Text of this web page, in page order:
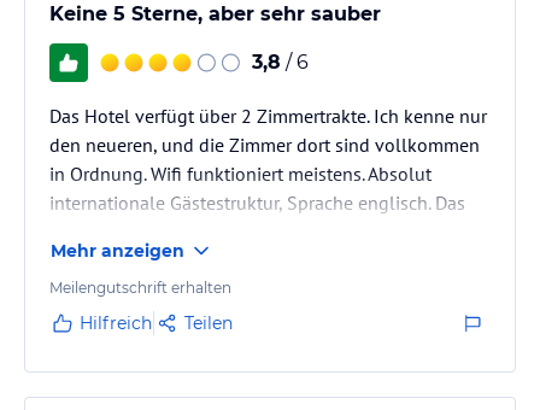
Keine 5 Sterne, aber sehr sauber
3,8 / 6
Das Hotel verfügt über 2 Zimmertrakte. Ich kenne nur
den neueren, und die Zimmer dort sind vollkommen
in Ordnung. Wifi funktioniert meistens. Absolut
internationale Gästestruktur, Sprache englisch. Das
genutzt wird- vermutlich da nicht geheizt, keine
Liegenauflagen.. gehört wohl als Auflage dazu um 5
türkische Sterne zu bekommen. in Deutschland eher
Trotz einiger Mängel empfehle ich das Hotel mangels
Mehr anzeigen
Meilengutschrift erhalten
Hilfreich Teilen